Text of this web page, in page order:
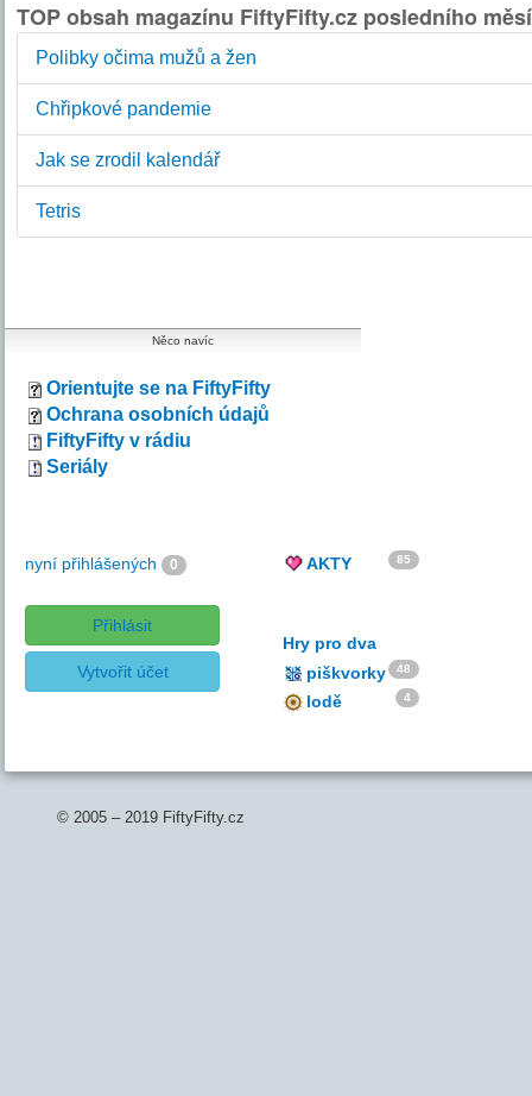
TOP obsah magazínu FiftyFifty.cz posledního
Polibky očima mužů a žen
Chřipkové pandemie
Jak se zrodil kalendář
Tetris
Něco navíc
Orientujte se na FiftyFifty
Ochrana osobních údajů
FiftyFifty v rádiu
Seriály
nyní přihlášených 0
Přihlásit
Vytvořit účet
AKTY 85
Hry pro dva
piškvorky
48
lodě 4
© 2005 – 2019 FiftyFifty.cz